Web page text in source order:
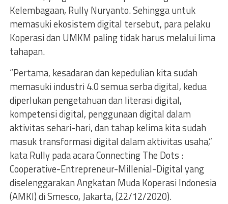
Kelembagaan, Rully Nuryanto. Sehingga untuk
memasuki ekosistem digital tersebut, para pelaku
Koperasi dan UMKM paling tidak harus melalui lima
tahapan.
“Pertama, kesadaran dan kepedulian kita sudah
memasuki industri 4.0 semua serba digital, kedua
diperlukan pengetahuan dan literasi digital,
kompetensi digital, penggunaan digital dalam
aktivitas sehari-hari, dan tahap kelima kita sudah
masuk transformasi digital dalam aktivitas usaha,”
kata Rully pada acara Connecting The Dots :
Cooperative-Entrepreneur-Millenial-Digital yang
diselenggarakan Angkatan Muda Koperasi Indonesia
(AMKI) di Smesco, Jakarta, (22/12/2020).